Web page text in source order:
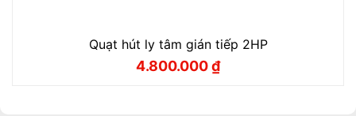
Quạt hút ly tâm gián tiếp 2HP
Giá
4.800.000₫
Giá